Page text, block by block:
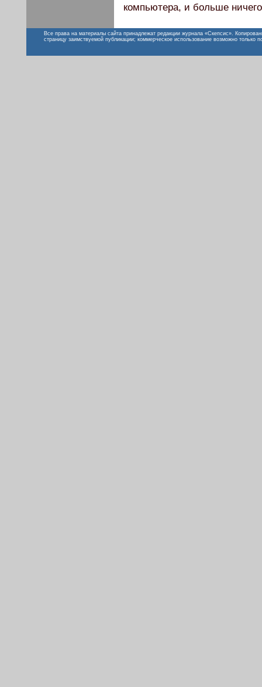
компьютера, и больше
Все права на материалы сайта принадлежат редакции журнала «Скепсис».
страницу заимствуемой публикации; коммерческое использование возможно только